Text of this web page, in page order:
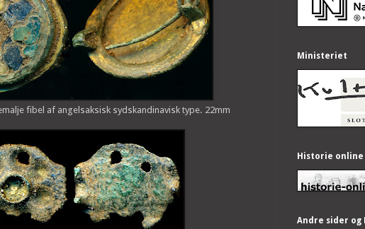
fibel af angelsaksisk sydskandinavisk type. 22mm
Ministeriet
Historie online
Andre sider og